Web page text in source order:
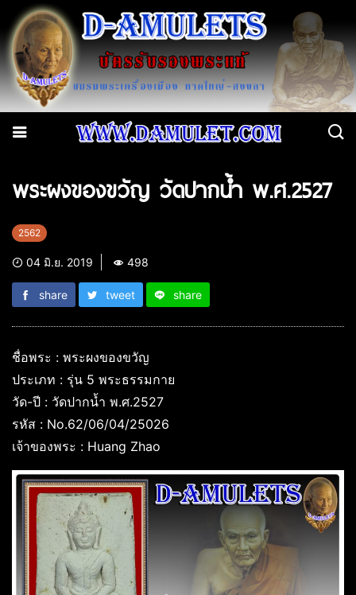
พระผงของขวัญ วัดปากน้ำ พ.ศ.2527
2562
04 มิ.ย. 2019 498
share tweet share
ชื่อพระ : พระผงของขวัญ
ประเภท : รุ่น 5 พระธรรมกาย
วัด-ปี : วัดปากน้ำ พ.ศ.2527
รหัส : No.62/06/04/25026
เจ้าของพระ : Huang Zhao